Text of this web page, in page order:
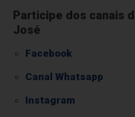
Participe dos canais
José
Facebook
Canal Whatsapp
Instagram